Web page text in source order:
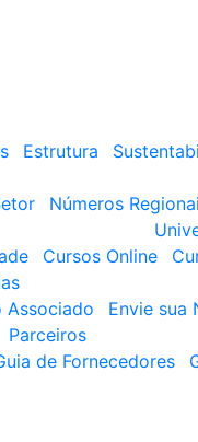
Estrutura
Números
Cursos Online
Associado Envie sua
Parceiros
de Fornecedores